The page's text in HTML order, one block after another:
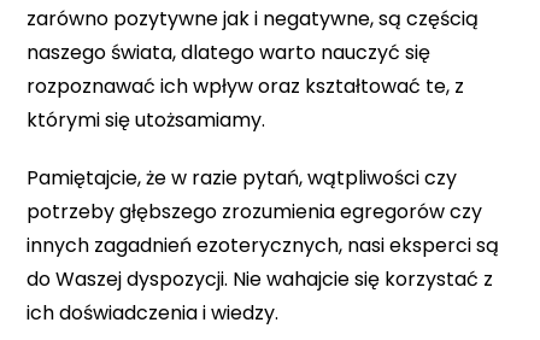
zarówno pozytywne jak i negatywne, są częścią
naszego świata, dlatego warto nauczyć się
rozpoznawać ich wpływ oraz kształtować te, z
którymi się utożsamiamy.
Pamiętajcie, że w razie pytań, wątpliwości czy
potrzeby głębszego zrozumienia egregorów czy
innych zagadnień ezoterycznych, nasi eksperci są
do Waszej dyspozycji. Nie wahajcie się korzystać z
ich doświadczenia i wiedzy.